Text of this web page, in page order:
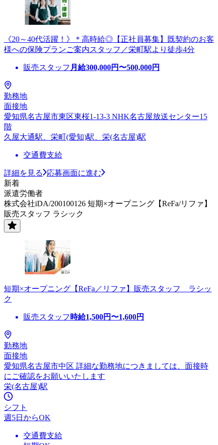
《20～40代活躍！》＊高時給◎【正社員募集】既契約のお客
様への保険プランご案内スタッフ／栄町駅より徒歩4分
販売スタッフ 月給300,000円〜500,000円
勤務地
面接地
愛知県名古屋市東区東桜1-13-3 NHK名古屋放送センター15
階
久屋大通駅、栄町(愛知)駅、栄(名古屋)駅
交通費支給
詳細を見る
応募画面に進む
新着
派遣労働者
株式会社iDA/200100126 短期×オープニング【ReFa/リファ】
販売スタッフ ラシック
短期×オープニング【ReFa／リファ】販売スタッフ ラシッ
ク
販売スタッフ 時給1,500円〜1,600円
勤務地
面接地
愛知県名古屋市中区 詳細な勤務地につきましては、面接時
にご確認をお願いいたします
栄(名古屋)駅
シフト
週5日からOK
交通費支給